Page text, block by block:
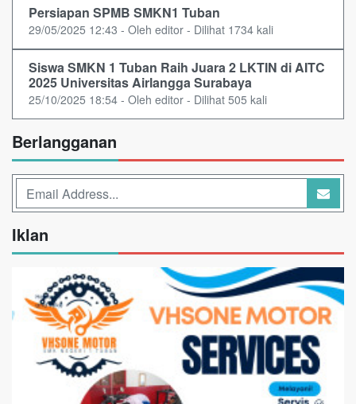
Persiapan SPMB SMKN1 Tuban
29/05/2025 12:43 - Oleh editor - Dilihat 1734 kali
Siswa SMKN 1 Tuban Raih Juara 2 LKTIN di AITC
2025 Universitas Airlangga Surabaya
25/10/2025 18:54 - Oleh editor - Dilihat 505 kali
Berlangganan
Iklan